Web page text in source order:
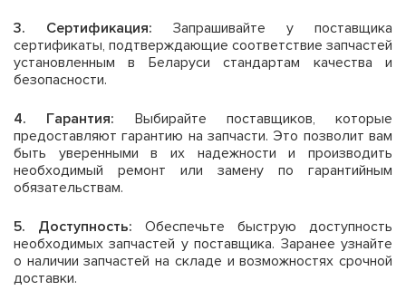
3. Сертификация: Запрашивайте у поставщика
сертификаты, подтверждающие соответствие запчастей
установленным в Беларуси стандартам качества и
безопасности.
4. Гарантия: Выбирайте поставщиков, которые
предоставляют гарантию на запчасти. Это позволит вам
быть уверенными в их надежности и производить
необходимый ремонт или замену по гарантийным
обязательствам.
5. Доступность: Обеспечьте быструю доступность
необходимых запчастей у поставщика. Заранее узнайте
о наличии запчастей на складе и возможностях срочной
доставки.